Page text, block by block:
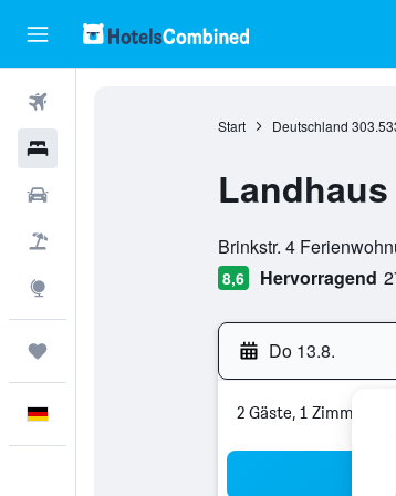
Start Deutschland
Brinkstr. 4
8,6 Hervorragend
Do 13.8.
2 Gäste, 1 Zimmer